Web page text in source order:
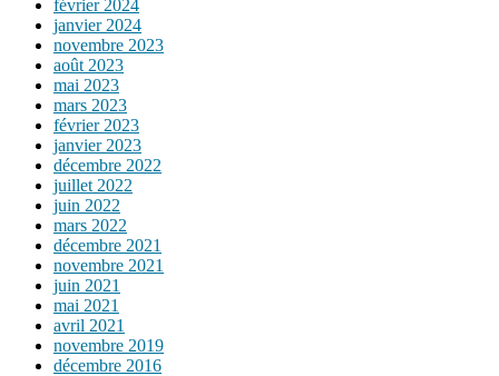
février 2024
janvier 2024
novembre 2023
août 2023
mai 2023
mars 2023
février 2023
janvier 2023
décembre 2022
juillet 2022
juin 2022
mars 2022
décembre 2021
novembre 2021
juin 2021
mai 2021
avril 2021
novembre 2019
décembre 2016